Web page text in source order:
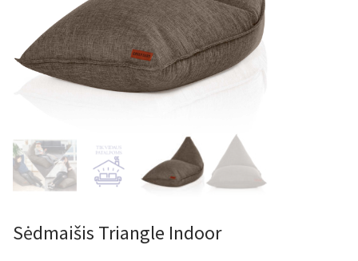
Sėdmaišis Triangle Indoor